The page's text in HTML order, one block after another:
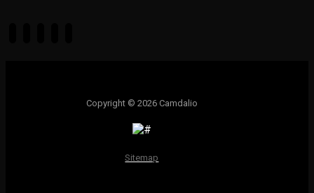
Copyright © 2026 Camdalio
Sitemap